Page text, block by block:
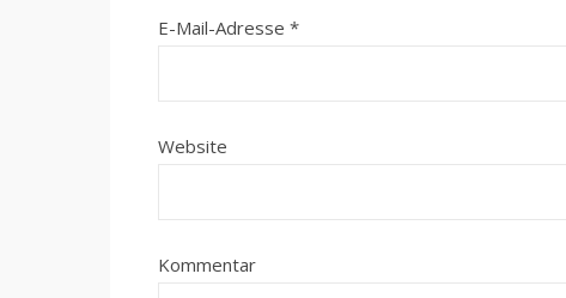
E-Mail-Adresse *
Website
Kommentar